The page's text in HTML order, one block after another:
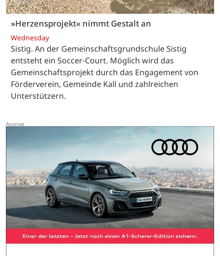
»Herzensprojekt« nimmt Gestalt an
Wednesday
Sistig. An der Gemeinschaftsgrundschule Sistig
entsteht ein Soccer-Court. Möglich wird das
Gemeinschaftsprojekt durch das Engagement von
Förderverein, Gemeinde Kall und zahlreichen
Unterstützern.